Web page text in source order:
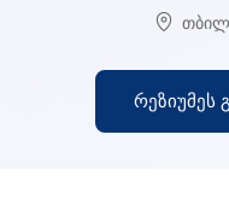
რეზიუმეს